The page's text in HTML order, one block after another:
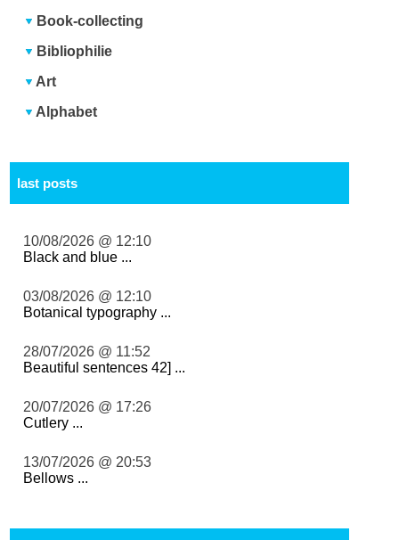
Book-collecting
Bibliophilie
Art
Alphabet
last posts
10/08/2026 @ 12:10
Black and blue ...
03/08/2026 @ 12:10
Botanical typography ...
28/07/2026 @ 11:52
Beautiful sentences 42] ...
20/07/2026 @ 17:26
Cutlery ...
13/07/2026 @ 20:53
Bellows ...